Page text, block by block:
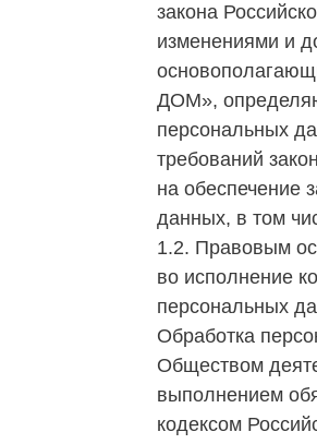
закона
изменениями и
ДОМ»,
персональных
требований
на обеспечение
данных, в том
1.2. Правовым
во исполнение
персональных
Обработка
Обществом
выполнением
кодексом